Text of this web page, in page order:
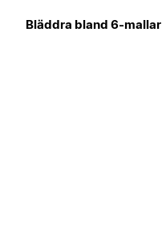
Bläddra bland 6-mallar